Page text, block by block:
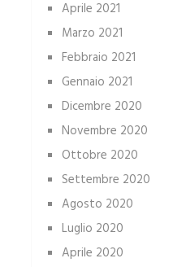
Aprile 2021
Marzo 2021
Febbraio 2021
Gennaio 2021
Dicembre 2020
Novembre 2020
Ottobre 2020
Settembre 2020
Agosto 2020
Luglio 2020
Aprile 2020